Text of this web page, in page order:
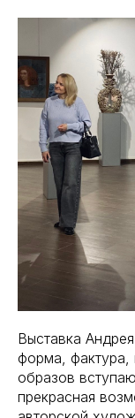
Выставка
форма, фактура,
образов
прекрасная